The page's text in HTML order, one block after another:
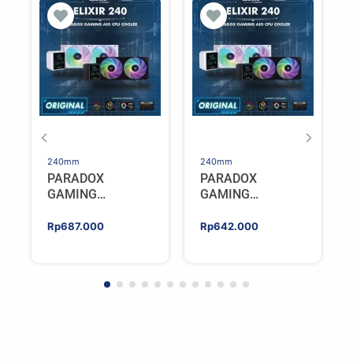
240mm
PARADOX
GAMING
ELIXIR 240 – AIO
Rp687.000
240mm
PARADOX
GAMING
ELIXIR 240 – AIO
Rp642.000